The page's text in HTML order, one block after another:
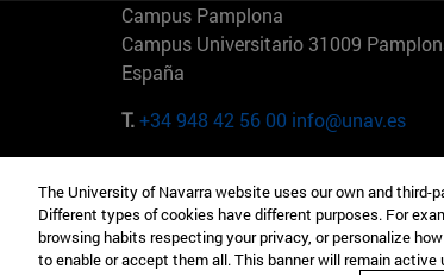
Campus Pamplona
Campus Universitario 31009
España
T.+34 948 42 56 00 info@unav.es
Camino del Cerro Águila 3 28023
Madrid España
The University of Navarra website uses our own and
Different types of cookies have different purposes. For
browsing habits respecting your privacy, or personalize
to enable or accept them all. This banner will remain